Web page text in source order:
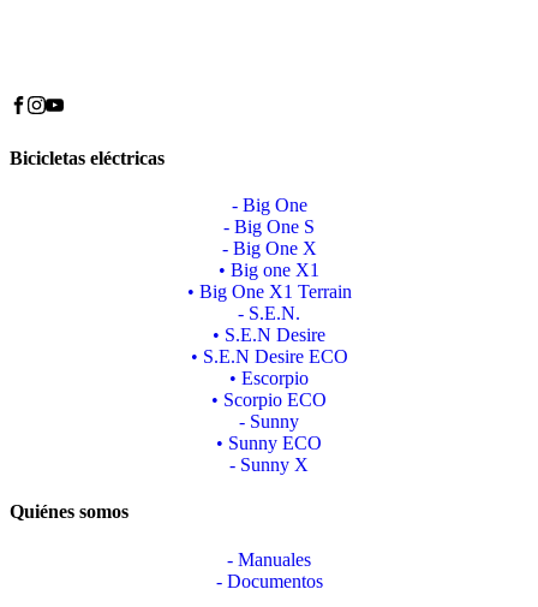
Bicicletas eléctricas
- Big One
- Big One S
- Big One X
• Big one X1
• Big One X1 Terrain
- S.E.N.
• S.E.N Desire
• S.E.N Desire ECO
• Escorpio
• Scorpio ECO
- Sunny
• Sunny ECO
- Sunny X
Quiénes somos
- Manuales
- Documentos